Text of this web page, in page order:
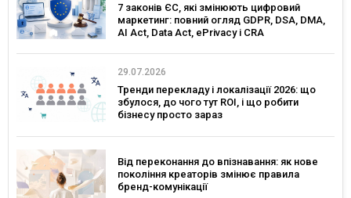
7 законів ЄС, які змінюють цифровий
маркетинг: повний огляд GDPR, DSA, DMA,
AI Act, Data Act, ePrivacy і CRA
29.07.2026
Тренди перекладу і локалізації 2026: що
збулося, до чого тут ROI, і що робити
бізнесу просто зараз
Від переконання до впізнавання: як нове
покоління креаторів змінює правила
бренд-комунікації